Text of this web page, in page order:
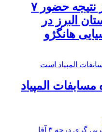
۲ مدال برنز نتیجه حضور ۷
البرز در
هانگژو
المپیاد